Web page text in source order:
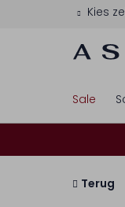
Kies
Sale
Terug